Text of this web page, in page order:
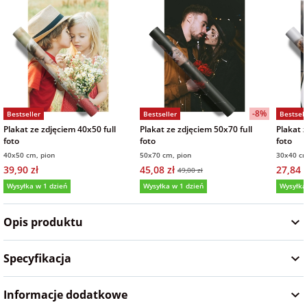
Fotoksiążki
Dodatki i
opakowania
na Dzień
Chłopaka
na Dzień Kobiet
na walentynki
na mikołajki
na prezent
świąteczny
na Dzień Babci i
Dziadka
dla przyjaciółki
dla przyjaciela
Bestseller
Plakat ze zdjęciem 40x50 full
foto
40x50 cm, pion
39,90 zł
Wysyłka w 1 dzień
Bestseller
-8%
Plakat ze zdjęciem 50x70 full
foto
50x70 cm, pion
45,08 zł 49,00 zł
Wysyłka w 1 dzień
Plakat
foto
30x40
27,84
Opis produktu
Specyfikacja
Informacje dodatkowe